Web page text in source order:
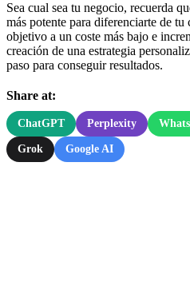
Sea cual sea tu negocio, recuerda
más potente para diferenciarte de
objetivo a un coste más bajo e
creación de una estrategia
paso para conseguir resultados.
Share at:
ChatGPT Perplexity
Grok Google AI